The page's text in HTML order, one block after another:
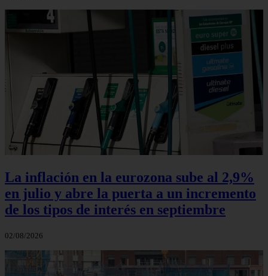
La inflación en la eurozona sube al 2,9%
en julio y abre la puerta a un incremento
de los tipos de interés en septiembre
02/08/2026